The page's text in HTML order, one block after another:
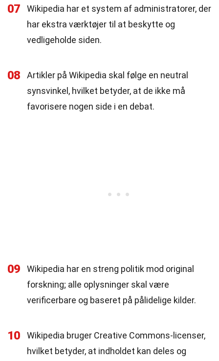
07
Wikipedia har et system af administratorer, der
har ekstra værktøjer til at beskytte og
vedligeholde siden.
08
Artikler på Wikipedia skal følge en neutral
synsvinkel, hvilket betyder, at de ikke må
favorisere nogen side i en debat.
09
Wikipedia har en streng politik mod original
forskning; alle oplysninger skal være
verificerbare og baseret på pålidelige kilder.
10
Wikipedia bruger Creative Commons-licenser,
hvilket betyder, at indholdet kan deles og